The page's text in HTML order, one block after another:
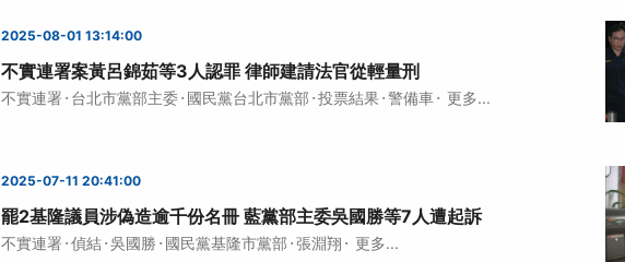
2025-08-01 13:14:00
不實連署案黃呂錦茹等3人認罪 律師建請法官從輕量刑
不實連署 · 台北市黨部主委· 國民黨台北市黨部 ·投票結果 ·警備車· 更多...
2025-07-11 20:41:00
罷2基隆議員涉偽造逾千份名冊 藍黨部主委吳國勝等7人遭起訴
不實連署 ·偵結 ·吳國勝 · 國民黨基隆市黨部 ·張淵翔 · 更多...